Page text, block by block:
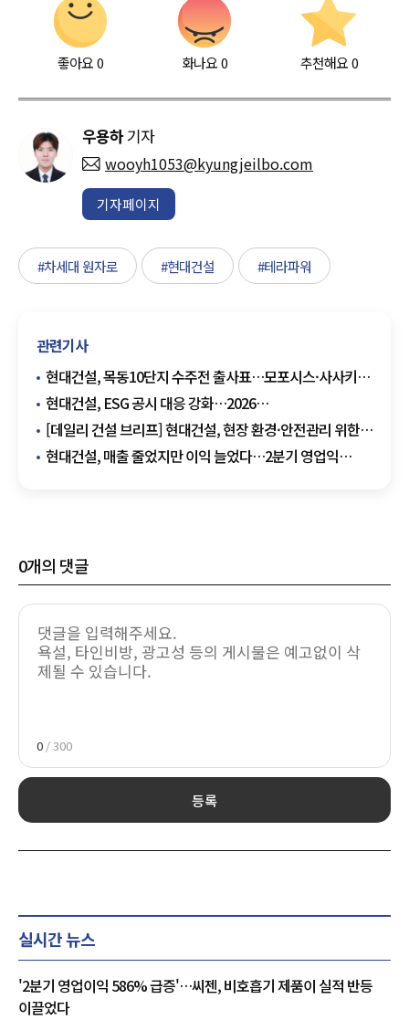
좋아요0 화나요0 추천해요 0
우용하기자
wooyh1053@kyungjeilbo.com
기자페이지
#차세대 원자로 #현대건설 #테라파워
관련기사
현대건설, 목동10단지 수주전 출사표…모포시스·사사키
앞세워 설계 승부
현대건설, ESG 공시 대응 강화…2026
지속가능경영보고서 발간
[데일리 건설 브리프] 현대건설, 현장 환경·안전관리 위한
무인로봇 도입 확대 추진 外
현대건설, 매출 줄었지만 이익 늘었다…2분기 영업익
0개의 댓글
0 / 300
등록
실시간 뉴스
'2분기 영업이익 586% 급증'…씨젠, 비호흡기 제품이 실적 반등
이끌었다